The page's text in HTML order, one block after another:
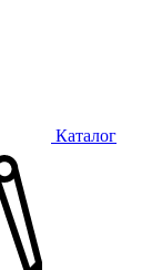
Каталог